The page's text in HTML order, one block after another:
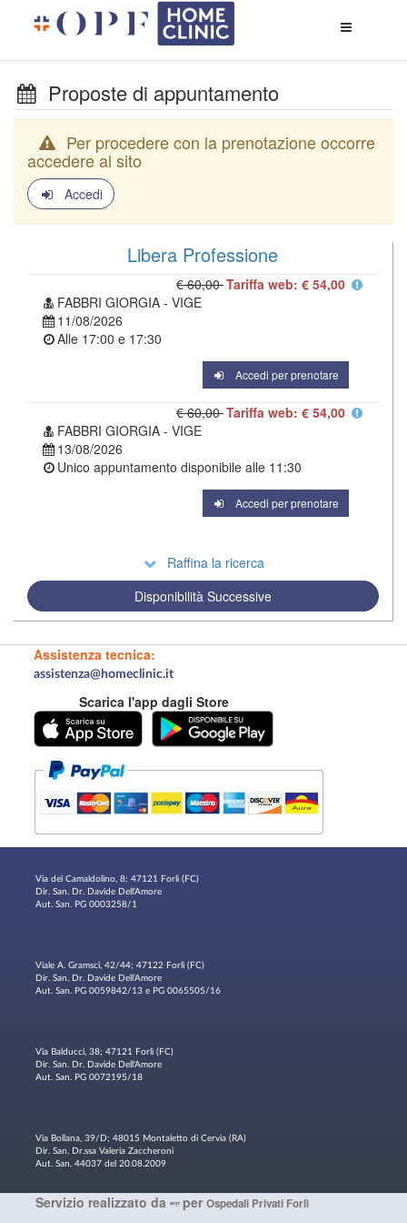
di
Proposte di appuntamento
Per procedere con la prenotazione occorre
accedere al sito
Accedi
Libera Professione
€ 60,00Tariffa web: € 54,00
FABBRI GIORGIA - VIGE
11/08/2026
Alle 17:00 e 17:30
Accedi per prenotare
€ 60,00Tariffa web: € 54,00
FABBRI GIORGIA - VIGE
13/08/2026
Unico appuntamento disponibile alle 11:30
Accedi per prenotare
Raffina la ricerca
Disponibilità Successive
Assistenza tecnica:
assistenza@homeclinic.it
Scarica l'app dagli Store
Via del Camaldolino, 8; 47121 Forlì (FC)
Dir. San. Dr. Davide Dell'Amore
Aut. San. PG 0003258/1
Viale A. Gramsci, 42/44; 47122 Forlì (FC)
Dir. San. Dr. Davide Dell'Amore
Aut. San. PG 0059842/13 e PG 0065505/16
Via Balducci, 38; 47121 Forlì (FC)
Dir. San. Dr. Davide Dell'Amore
Aut. San. PG 0072195/18
Via Bollana, 39/D; 48015 Montaletto di Cervia (RA)
Dir. San. Dr.ssa Valeria Zaccheroni
Aut. San. 44037 del 20.08.2009
Servizio realizzato da per Ospedali Privati Forlì